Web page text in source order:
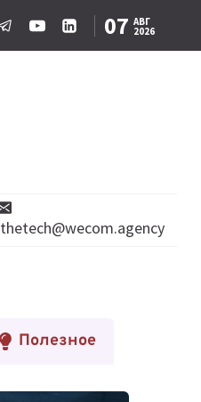
07 АВГ
2026
thetech@wecom.agency
Полезное